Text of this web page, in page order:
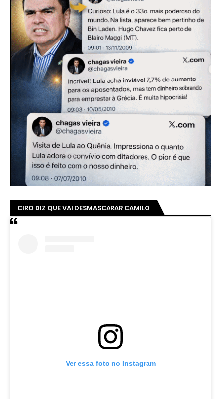
CIRO DIZ QUE VAI DESMASCARAR CAMILO
Ver essa foto no Instagram